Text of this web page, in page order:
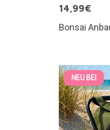
14,99€
Bonsai
NEU BEI